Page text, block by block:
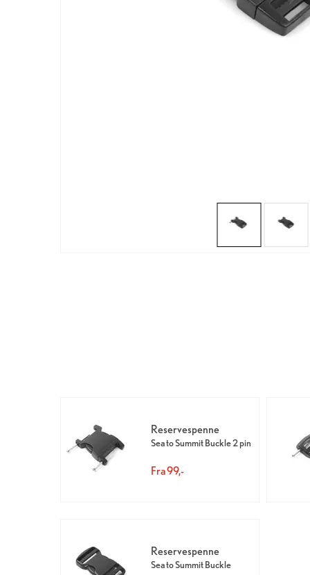
Reservespenne
Sea to Summit Buckle 2 pin
Fra 99,-
Reservespenne
Sea to Summit Buckle